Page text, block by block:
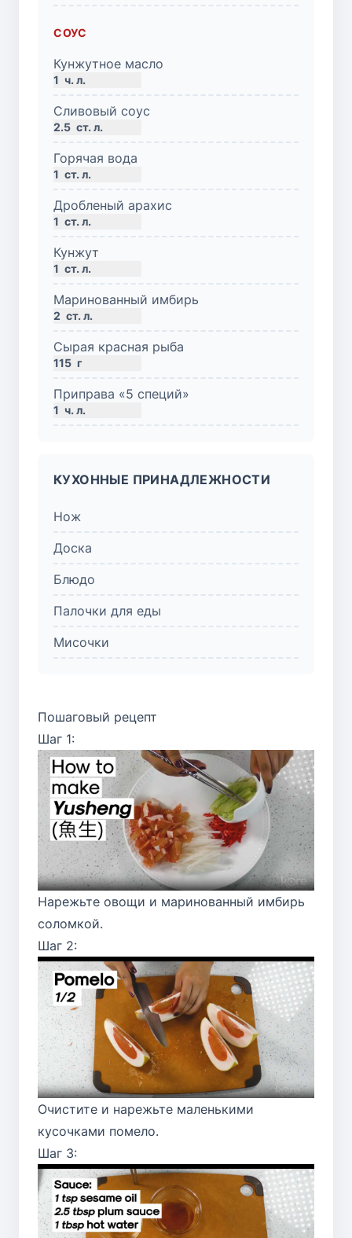
СОУС
Кунжутное масло
1 ч. л.
Сливовый соус
2.5 ст. л.
Горячая вода
1 ст. л.
Дробленый арахис
1 ст. л.
Кунжут
1 ст. л.
Маринованный имбирь
2 ст. л.
Сырая красная рыба
115 г
Приправа «5 специй»
1 ч. л.
КУХОННЫЕ ПРИНАДЛЕЖНОСТИ
Нож
Доска
Блюдо
Палочки для еды
Мисочки
Пошаговый рецепт
Шаг 1:
Нарежьте овощи и маринованный имбирь
соломкой.
Шаг 2:
Очистите и нарежьте маленькими
кусочками помело.
Шаг 3: